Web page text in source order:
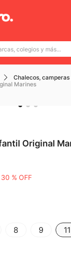
marcas, colegios
Chalecos,
Marines
Original
30 % OFF
8 9 11